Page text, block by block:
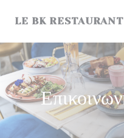
LE BK RESTAURANT